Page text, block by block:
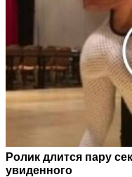
Ролик длится пару
увиденного